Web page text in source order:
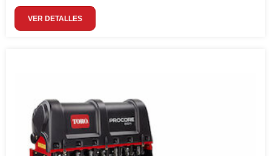
VER DETALLES